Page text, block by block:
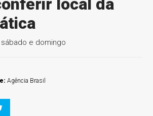
local da
e domingo
Agência Brasil